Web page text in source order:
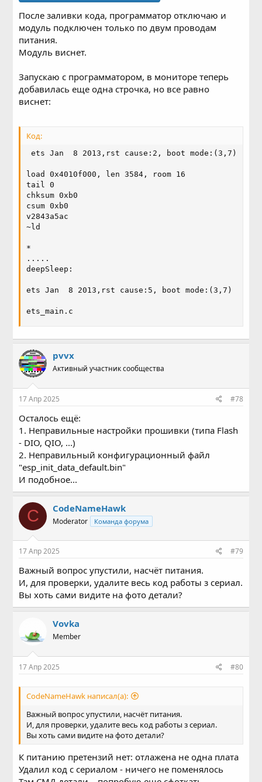
После заливки кода, программатор отключаю и
модуль подключен только по двум проводам
питания.
Модуль виснет.
Запускаю с программатором, в мониторе теперь
добавилась еще одна строчка, но все равно
виснет:
Код:
ets Jan  8 2013,rst cause:2, boot mode:(3,7)
load 0x4010f000, len 3584, room 16
tail 0
chksum 0xb0
csum 0xb0
v2843a5ac
~ld
*
.....
deepSleep:
ets Jan  8 2013,rst cause:5, boot mode:(3,7)
ets_main.c
pvvx
Активный участник сообщества
17 Апр 2025 #78
Осталось ещё:
1. Неправильные настройки прошивки (типа Flash
- DIO, QIO, ...)
2. Неправильный конфигурационный файл
"esp_init_data_default.bin"
И подобное...
C CodeNameHawk
Moderator Команда форума
17 Апр 2025 #79
Важный вопрос упустили, насчёт питания.
И, для проверки, удалите весь код работы з сериал.
Вы хоть сами видите на фото детали?
Vovka
Member
17 Апр 2025 #80
CodeNameHawk написал(а):
Важный вопрос упустили, насчёт питания.
И, для проверки, удалите весь код работы з сериал.
Вы хоть сами видите на фото детали?
К питанию претензий нет: отлажена не одна плата
Удалил код с сериалом - ничего не поменялось